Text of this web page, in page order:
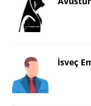
İsveç